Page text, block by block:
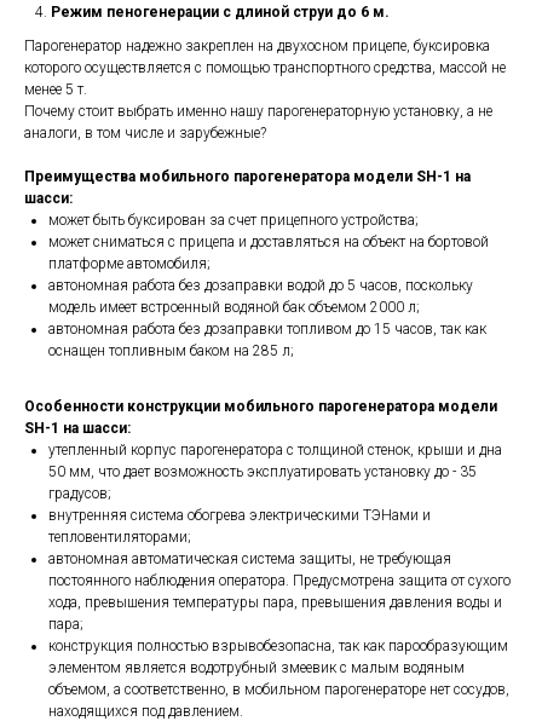
Режим пеногенерации с длиной струи до 6 м.
Парогенератор надежно закреплен на двухосном прицепе, буксировка
которого осуществляется с помощью транспортного средства, массой не
менее 5 т.
Почему стоит выбрать именно нашу парогенераторную установку, а не
аналоги, в том числе и зарубежные?
Преимущества мобильного парогенератора модели SH-1 на
шасси:
может быть буксирован за счет прицепного устройства;
может сниматься с прицепа и доставляться на объект на бортовой
платформе автомобиля;
автономная работа без дозаправки водой до 5 часов, поскольку
модель имеет встроенный водяной бак объемом 2000 л;
автономная работа без дозаправки топливом до 15 часов, так как
оснащен топливным баком на 285 л;
Особенности конструкции мобильного парогенератора модели
SH-1 на шасси:
утепленный корпус парогенератора с толщиной стенок, крыши и дна
50 мм, что дает возможность эксплуатировать установку до - 35
градусов;
внутренняя система обогрева электрическими ТЭНами и
тепловентиляторами;
автономная автоматическая система защиты, не требующая
постоянного наблюдения оператора. Предусмотрена защита от сухого
хода, превышения температуры пара, превышения давления воды и
пара;
конструкция полностью взрывобезопасна, так как парообразующим
элементом является водотрубный змеевик с малым водяным
объемом, а соответственно, в мобильном парогенераторе нет сосудов,
находящихся под давлением.